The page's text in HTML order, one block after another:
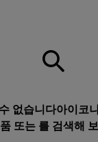
없습니다아이코
또는 를 검색해